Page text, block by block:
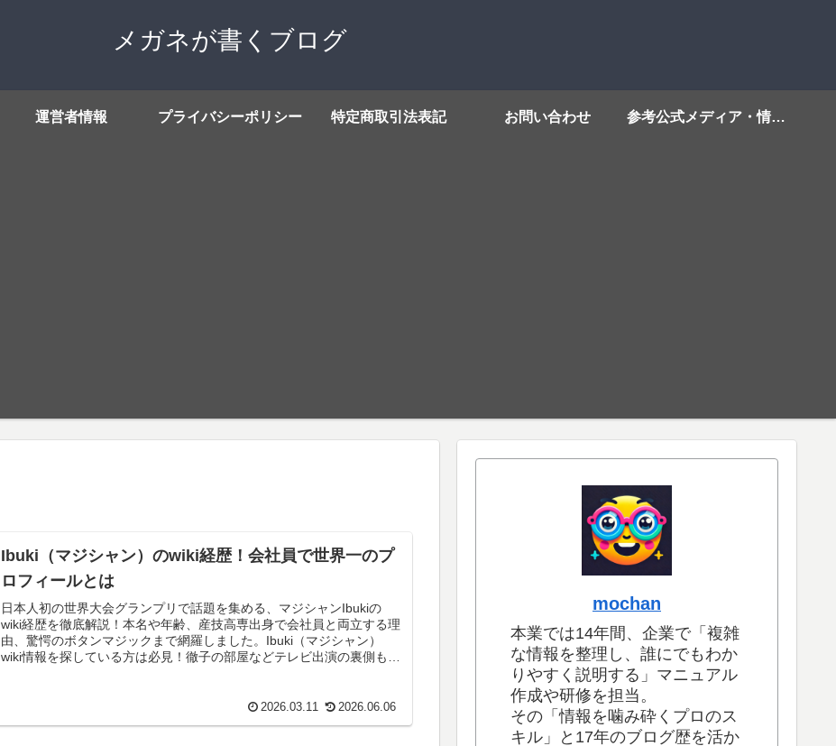
メガネが書くブログ
運営者情報 プライバシーポリシー 特定商取引法表記 お問い合わせ 参考公式メディア・情報源リンク
Ibuki（マジシャン）のwiki経歴！会社員で世界一のプ
ロフィールとは
日本人初の世界大会グランプリで話題を集める、マジシャンIbukiの
wiki経歴を徹底解説！本名や年齢、産技高専出身で会社員と両立する理
由、驚愕のボタンマジックまで網羅しました。Ibuki（マジシャン）
wiki情報を探している方は必見！徹子の部屋などテレビ出演の裏側も紹
2026.03.11 2026.06.06
mochan
本業では14年間、企業で「複雑
な情報を整理し、誰にでもわか
りやすく説明する」マニュアル
作成や研修を担当。
その「情報を噛み砕くプロのス
キル」と17年のブログ歴を活か